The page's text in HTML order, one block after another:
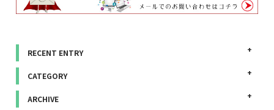
RECENT ENTRY
CATEGORY
ARCHIVE